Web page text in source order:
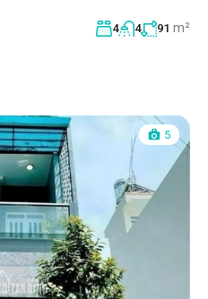
4 4 91 m²
5